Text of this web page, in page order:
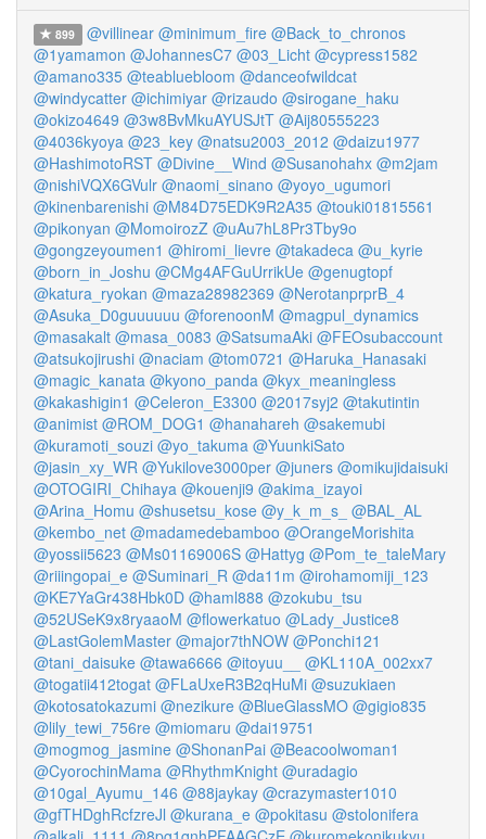
899 @villinear @minimum_fire @Back_to_chronos
@1yamamon @JohannesC7 @03_Licht @cypress1582
@amano335 @teabluebloom @danceofwildcat
@windycatter @ichimiyar @rizaudo @sirogane_haku
@okizo4649 @3w8BvMkuAYUSJtT @Aij80555223
@4036kyoya @23_key @natsu2003_2012 @daizu1977
@HashimotoRST @Divine__Wind @Susanohahx @m2jam
@nishiVQX6GVulr @naomi_sinano @yoyo_ugumori
@kinenbarenishi @M84D75EDK9R2A35 @touki01815561
@pikonyan @MomoirozZ @uAu7hL8Pr3Tby9o
@gongzeyoumen1 @hiromi_lievre @takadeca @u_kyrie
@born_in_Joshu @CMg4AFGuUrrikUe @genugtopf
@katura_ryokan @maza28982369 @NerotanprprB_4
@Asuka_D0guuuuuu @forenoonM @magpul_dynamics
@masakalt @masa_0083 @SatsumaAki @FEOsubaccount
@atsukojirushi @naciam @tom0721 @Haruka_Hanasaki
@magic_kanata @kyono_panda @kyx_meaningless
@kakashigin1 @Celeron_E3300 @2017syj2 @takutintin
@animist @ROM_DOG1 @hanahareh @sakemubi
@kuramoti_souzi @yo_takuma @YuunkiSato
@jasin_xy_WR @Yukilove3000per @juners @omikujidaisuki
@OTOGIRI_Chihaya @kouenji9 @akima_izayoi
@Arina_Homu @shusetsu_kose @y_k_m_s_ @BAL_AL
@kembo_net @madamedebamboo @OrangeMorishita
@yossii5623 @Ms01169006S @Hattyg @Pom_te_taleMary
@riiingopai_e @Suminari_R @da11m @irohamomiji_123
@KE7YaGr438Hbk0D @haml888 @zokubu_tsu
@52USeK9x8ryaaoM @flowerkatuo @Lady_Justice8
@LastGolemMaster @major7thNOW @Ponchi121
@tani_daisuke @tawa6666 @itoyuu__
@KL110A_002xx7
@togatii412togat @FLaUxeR3B2qHuMi @suzukiaen
@kotosatokazumi @nezikure @BlueGlassMO @gigio835
@lily_tewi_756re @miomaru @dai19751
@mogmog_jasmine @ShonanPai @Beacoolwoman1
@CyorochinMama @RhythmKnight @uradagio
@10gal_Ayumu_146 @88jaykay @crazymaster1010
@gfTHDghRcfzreJl @kurana_e @pokitasu @stolonifera